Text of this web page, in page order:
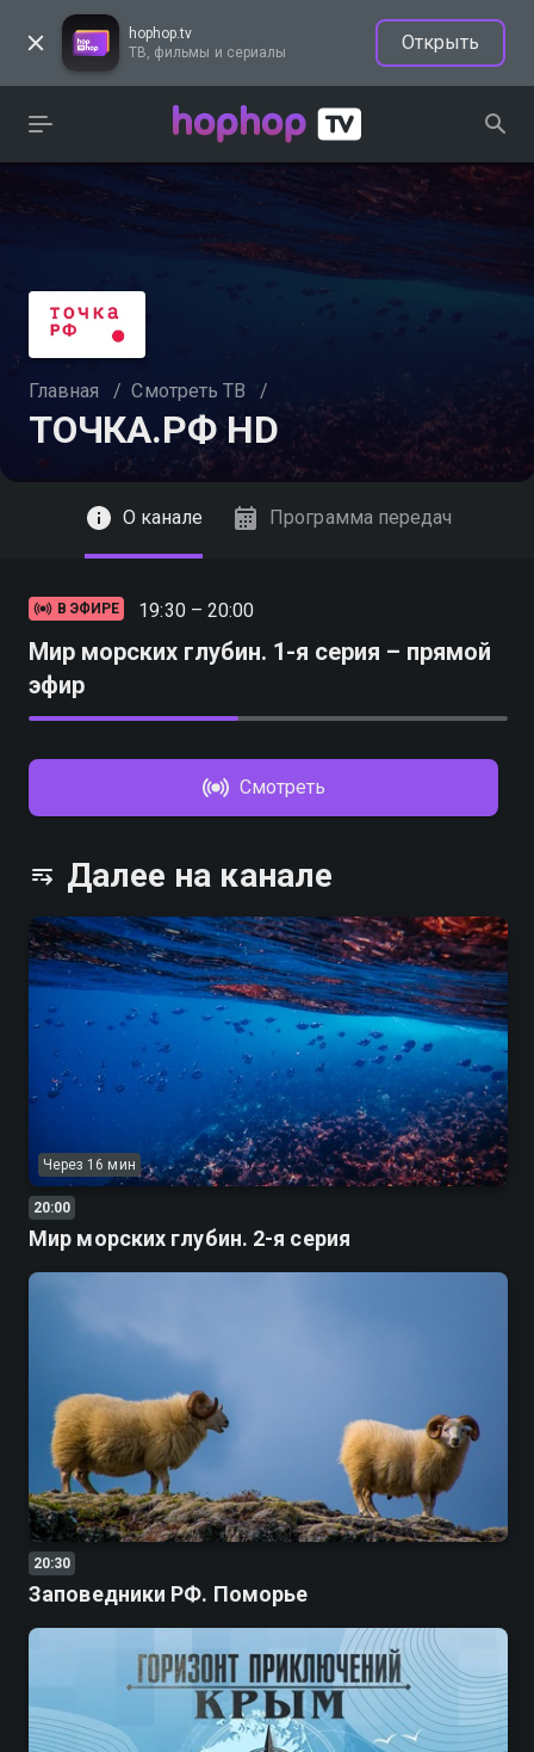
hophop.tv
ТВ, фильмы и сериалы
Открыть
Главная / Смотреть ТВ /
ТОЧКА.РФ HD
Смотреть
О канале Программа передач
В ЭФИРЕ 19:30 – 20:00
Мир морских глубин. 1-я серия – прямой
эфир
Смотреть
Далее на канале
Через 16 мин
20:00
Мир морских глубин. 2-я серия
20:30
Заповедники РФ. Поморье